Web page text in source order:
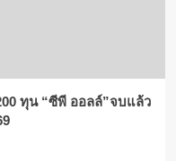
ทุน “ซีพี ออลล์”จบแล้ว